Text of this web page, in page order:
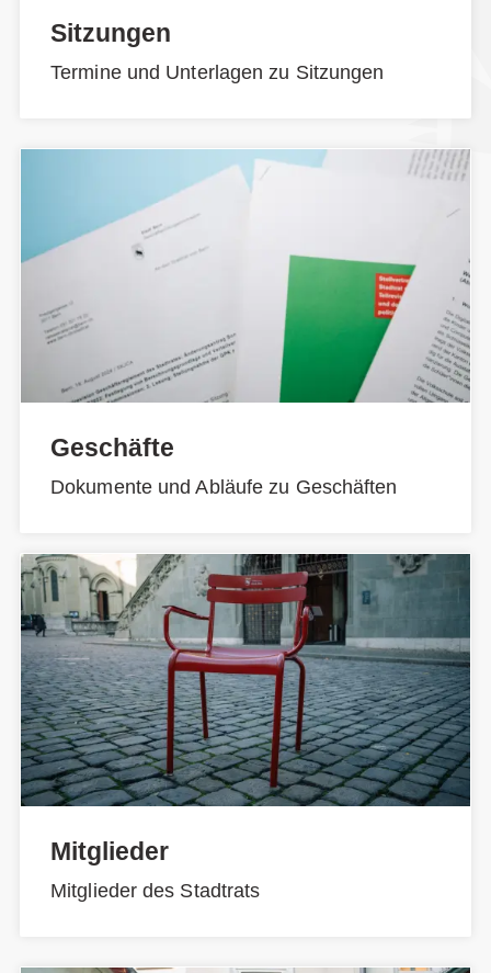
Sitzungen
Termine und Unterlagen zu Sitzungen
Geschäfte
Dokumente und Abläufe zu Geschäften
Mitglieder
Mitglieder des Stadtrats